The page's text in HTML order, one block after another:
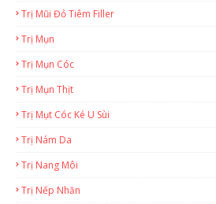
Trị Mũi Đỏ Tiêm Filler
Trị Mụn
Trị Mụn Cóc
Trị Mụn Thịt
Trị Mụt Cóc Ké U Sùi
Trị Nám Da
Trị Nang Môi
Trị Nếp Nhăn